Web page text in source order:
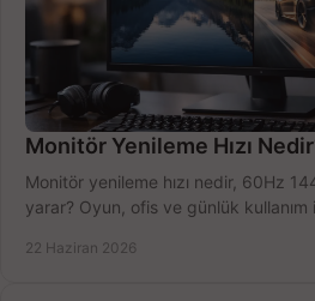
Monitör Yenileme Hızı
Monitör yenileme hızı nedir, 60Hz
yarar? Oyun, ofis ve günlük
22 Haziran 2026